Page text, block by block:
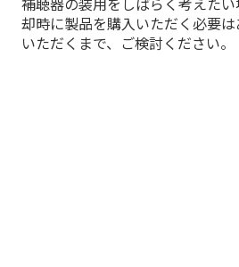
却時に製品を購入いただく必要
いただくまで、ご検討ください。